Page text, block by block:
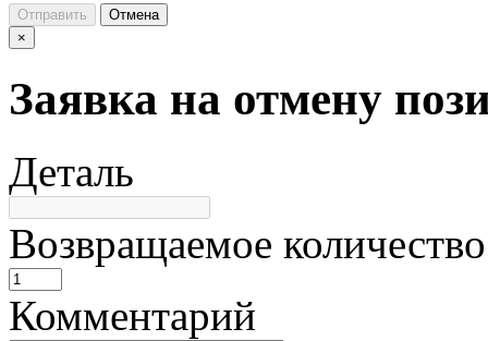
Отправить
Отмена
×
Заявка на отмену
Деталь
Возвращаемое количество
Комментарий